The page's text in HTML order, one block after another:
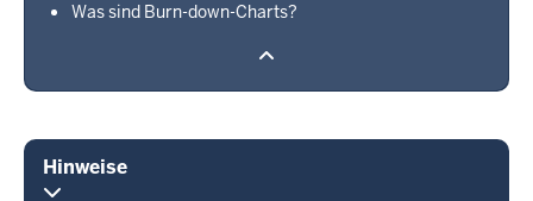
Was sind Burn-down-Charts?
Hinweise